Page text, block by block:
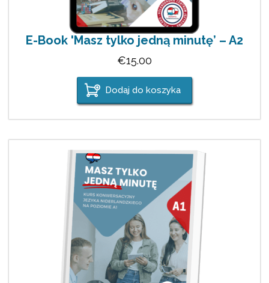
E-Book 'Masz tylko jedną minutę’ – A2
€15.00
Dodaj do koszyka